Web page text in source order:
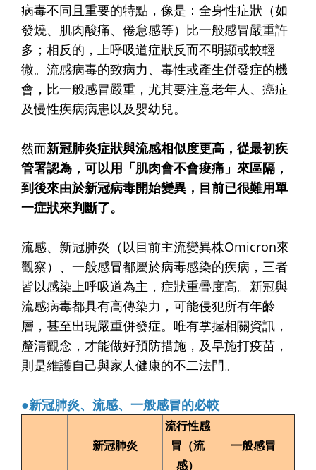
病毒不同且重要的特點，像是：全身性症狀（如
發燒、肌肉酸痛、倦怠感等）比一般感冒嚴重許
多；相反的，上呼吸道症狀反而不明顯或較輕
微。流感病毒的致病力、毒性或產生併發症的機
會，比一般感冒嚴重，尤其要注意老年人、癌症
及慢性疾病病患以及嬰幼兒。
然而新冠肺炎症狀與流感相似度更高，從最初疾
管署認為，可以用「肌肉會不會痠痛」來區隔，
到後來由於新冠病毒開始變異，目前已很難用單
一症狀來判斷了。
流感、新冠肺炎（以目前主流變異株Omicron來
觀察）、一般感冒都屬於病毒感染的疾病，三者
皆以感染上呼吸道為主，症狀重疊度高。新冠與
流感病毒都具有高傳染力，可能侵犯所有年齡
層，甚至出現嚴重併發症。唯有掌握相關資訊，
釐清觀念，才能做好預防措施，及早施打疫苗，
則是維護自己與家人健康的不二法門。
●新冠肺炎、流感、一般感冒的必較
新冠肺炎
流行性感
冒（流
感）
一般感冒